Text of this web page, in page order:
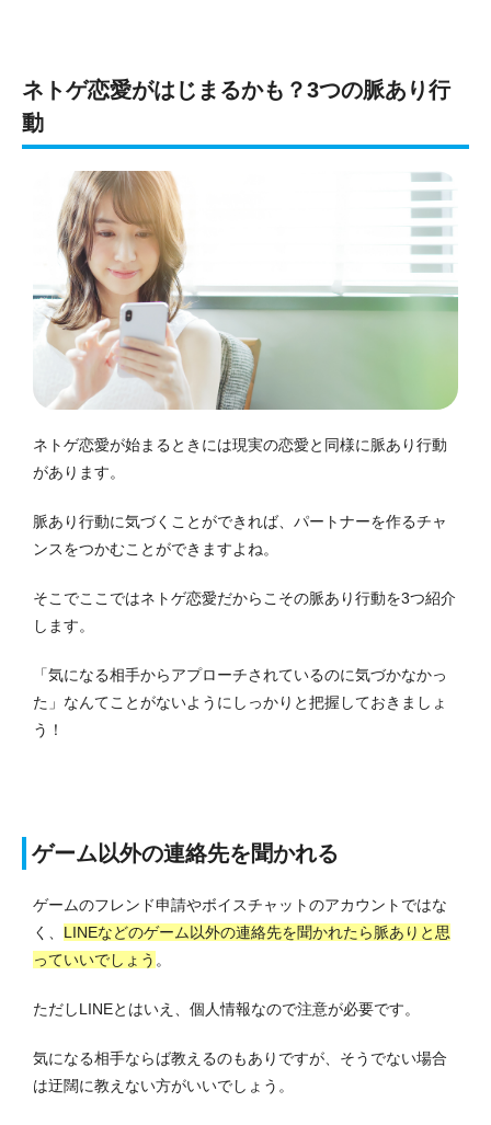
ネトゲ恋愛がはじまるかも？3つの脈あり行
動
ネトゲ恋愛が始まるときには現実の恋愛と同様に脈あり行動
があります。
脈あり行動に気づくことができれば、パートナーを作るチャ
ンスをつかむことができますよね。
そこでここではネトゲ恋愛だからこその脈あり行動を3つ紹介
します。
「気になる相手からアプローチされているのに気づかなかっ
た」なんてことがないようにしっかりと把握しておきましょ
う！
ゲーム以外の連絡先を聞かれる
ゲームのフレンド申請やボイスチャットのアカウントではな
く、 LINEなどのゲーム以外の連絡先を聞かれたら脈ありと思
っていいでしょう 。
ただしLINEとはいえ、個人情報なので注意が必要です。
気になる相手ならば教えるのもありですが、そうでない場合
は迂闊に教えない方がいいでしょう。